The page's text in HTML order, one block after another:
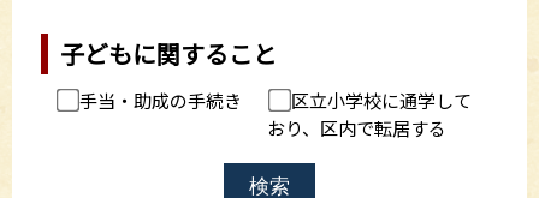
子どもに関すること
手当・助成の手続き
区立小学校に通学して
おり、区内で転居する
検索